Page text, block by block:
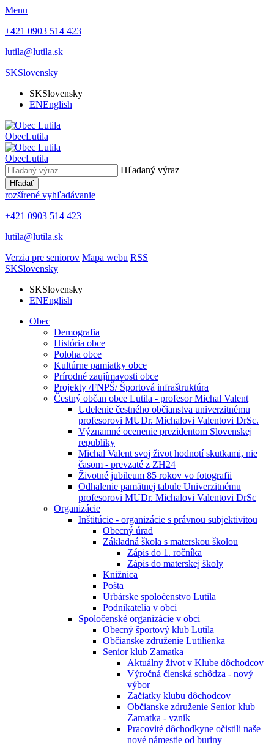
Menu
+421 0903 514 423
lutila@lutila.sk
SKSlovensky
SKSlovensky
ENEnglish
ObecLutila
ObecLutila
Hľadaný výraz
Hľadať
rozšírené vyhľadávanie
+421 0903 514 423
lutila@lutila.sk
Verzia pre seniorov Mapa webu RSS
SKSlovensky
SKSlovensky
ENEnglish
Obec
Demografia
História obce
Poloha obce
Kultúrne pamiatky obce
Prírodné zaujímavosti obce
Projekty /FNPŠ/ Športová infraštruktúra
Čestný občan obce Lutila - profesor Michal Valent
Udelenie čestného občianstva univerzitnému
profesorovi MUDr. Michalovi Valentovi DrSc.
Významné ocenenie prezidentom Slovenskej
republiky
Michal Valent svoj život hodnotí skutkami, nie
časom - prevzaté z ZH24
Životné jubileum 85 rokov vo fotografii
Odhalenie pamätnej tabule Univerzitnému
profesorovi MUDr. Michalovi Valentovi DrSc
Organizácie
Inštitúcie - organizácie s právnou subjektivitou
Obecný úrad
Základná škola s materskou školou
Zápis do 1. ročníka
Zápis do materskej školy
Knižnica
Pošta
Urbárske spoločenstvo Lutila
Podnikatelia v obci
Spoločenské organizácie v obci
Obecný športový klub Lutila
Občianske združenie Lutilienka
Senior klub Zamatka
Aktuálny život v Klube dôchodcov
Výročná členská schôdza - nový
výbor
Začiatky klubu dôchodcov
Občianske združenie Senior klub
Zamatka - vznik
Pracovité dôchodkyne očistili naše
nové námestie od buriny